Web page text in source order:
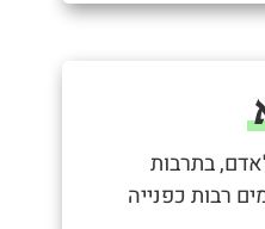
בתרבות
רבות כפנייה